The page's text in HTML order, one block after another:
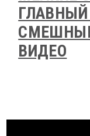
ГЛАВНЫЙ
ВИДЕО